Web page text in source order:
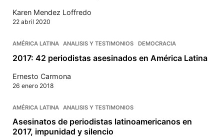
Karen Mendez Loffredo
22 abril 2020
AMÉRICA LATINA ANALISIS Y TESTIMONIOS DEMOCRACIA
2017: 42 periodistas asesinados en América Latina
Ernesto Carmona
26 enero 2018
AMÉRICA LATINA ANALISIS Y TESTIMONIOS
Asesinatos de periodistas latinoamericanos en
2017, impunidad y silencio